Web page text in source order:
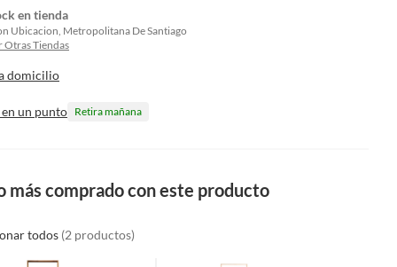
en tienda
Ubicacion, Metropolitana De Santiago
Otras Tiendas
domicilio
un punto Retira mañana
más comprado con este producto
todos (2 productos)